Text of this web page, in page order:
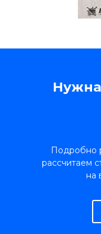
Подробно
рассчитаем
на